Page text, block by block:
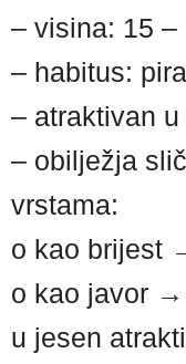
– visina: 15 –
– habitus:
– atraktivan
– obilježja
vrstama:
o kao brijest
o kao javor →
u jesen